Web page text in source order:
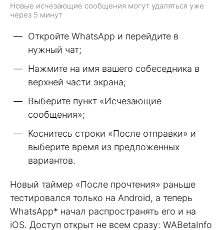
Новые исчезающие сообщения могут удаляться уже
через 5 минут
Откройте WhatsApp и перейдите в
нужный чат;
Нажмите на имя вашего собеседника в
верхней части экрана;
Выберите пункт «Исчезающие
сообщения»;
Коснитесь строки «После отправки» и
выберите время из предложенных
вариантов.
Новый таймер «После прочтения» раньше
тестировался только на Android, а теперь
WhatsApp* начал распространять его и на
iOS. Доступ открыт не всем сразу: WABetaInfo